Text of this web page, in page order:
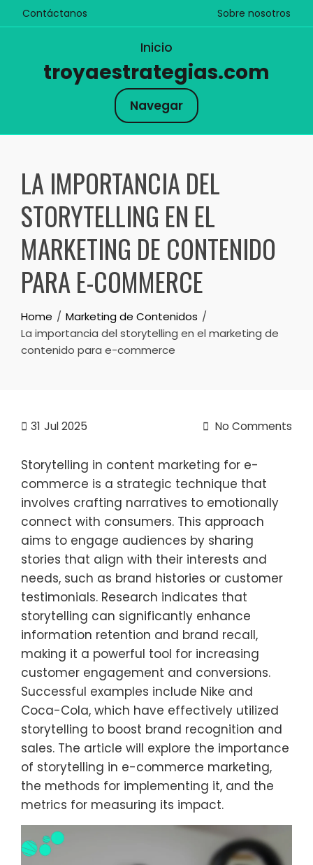
Contáctanos Sobre nosotros
Inicio
troyaestrategias.com
Navegar
contentLA IMPORTANCIA DEL
STORYTELLING EN EL
MARKETING DE CONTENIDO
PARA E-COMMERCE
Home
Marketing de Contenidos
La importancia del storytelling en el marketing de
contenido para e-commerce
31 Jul 2025 No Comments
Storytelling in content marketing for e-
commerce is a strategic technique that
involves crafting narratives to emotionally
connect with consumers. This approach
aims to engage audiences by sharing
stories that align with their interests and
needs, such as brand histories or customer
testimonials. Research indicates that
storytelling can significantly enhance
information retention and brand recall,
making it a powerful tool for increasing
customer engagement and conversions.
Successful examples include Nike and
Coca-Cola, which have effectively utilized
storytelling to boost brand recognition and
sales. The article will explore the importance
of storytelling in e-commerce marketing,
the methods for implementing it, and the
metrics for measuring its impact.